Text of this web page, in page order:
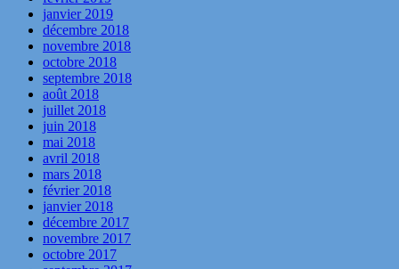
janvier 2019
décembre 2018
novembre 2018
octobre 2018
septembre 2018
août 2018
juillet 2018
juin 2018
mai 2018
avril 2018
mars 2018
février 2018
janvier 2018
décembre 2017
novembre 2017
octobre 2017